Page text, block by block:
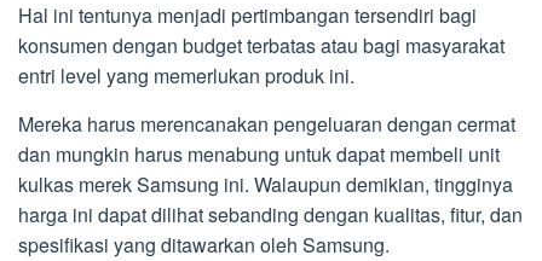
Hal ini tentunya menjadi pertimbangan tersendiri bagi
konsumen dengan budget terbatas atau bagi masyarakat
entri level yang memerlukan produk ini.
Mereka harus merencanakan pengeluaran dengan cermat
dan mungkin harus menabung untuk dapat membeli unit
kulkas merek Samsung ini. Walaupun demikian, tingginya
harga ini dapat dilihat sebanding dengan kualitas, fitur, dan
spesifikasi yang ditawarkan oleh Samsung.